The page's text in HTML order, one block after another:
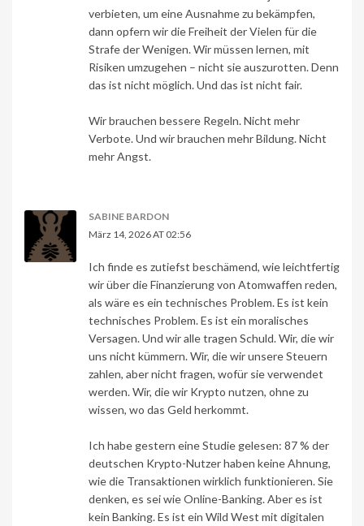
verbieten, um eine Ausnahme zu bekämpfen,
dann opfern wir die Freiheit der Vielen für die
Strafe der Wenigen. Wir müssen lernen, mit
Risiken umzugehen – nicht sie auszurotten. Denn
das ist nicht möglich. Und das ist nicht fair.
Wir brauchen bessere Regeln. Nicht mehr
Verbote. Und wir brauchen mehr Bildung. Nicht
mehr Angst.
SABINE BARDON
März 14, 2026 AT 02:56
Ich finde es zutiefst beschämend, wie leichtfertig
wir über die Finanzierung von Atomwaffen reden,
als wäre es ein technisches Problem. Es ist kein
technisches Problem. Es ist ein moralisches
Versagen. Und wir alle tragen Schuld. Wir, die wir
uns nicht kümmern. Wir, die wir unsere Steuern
zahlen, aber nicht fragen, wofür sie verwendet
werden. Wir, die wir Krypto nutzen, ohne zu
wissen, wo das Geld herkommt.
Ich habe gestern eine Studie gelesen: 87 % der
deutschen Krypto-Nutzer haben keine Ahnung,
wie die Transaktionen wirklich funktionieren. Sie
denken, es sei wie Online-Banking. Aber es ist
kein Banking. Es ist ein Wild West mit digitalen